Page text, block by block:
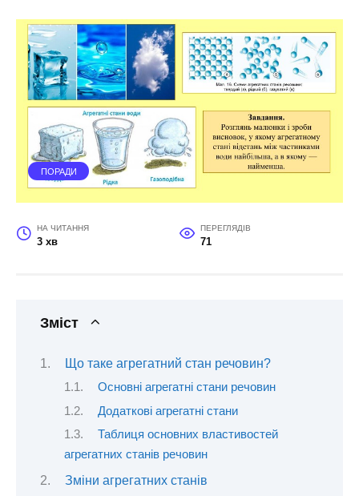
ПОРАДИ
НА ЧИТАННЯ
3 хв
ПЕРЕГЛЯДІВ
71
Зміст
Що таке агрегатний стан речовин?
Основні агрегатні стани речовин
Додаткові агрегатні стани
Таблиця основних властивостей
агрегатних станів речовин
Зміни агрегатних станів